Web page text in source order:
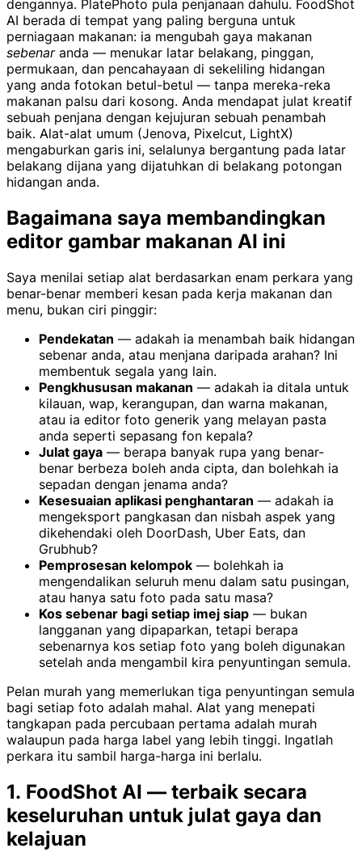
dengannya. PlatePhoto pula penjanaan dahulu. FoodShot
AI berada di tempat yang paling berguna untuk
perniagaan makanan: ia mengubah gaya makanan
sebenaranda — menukar latar belakang, pinggan,
permukaan, dan pencahayaan di sekeliling hidangan
yang anda fotokan betul-betul — tanpa mereka-reka
makanan palsu dari kosong. Anda mendapat julat kreatif
sebuah penjana dengan kejujuran sebuah penambah
baik. Alat-alat umum (Jenova, Pixelcut, LightX)
mengaburkan garis ini, selalunya bergantung pada latar
belakang dijana yang dijatuhkan di belakang potongan
hidangan anda.
Bagaimana saya membandingkan
editor gambar makanan AI ini
Saya menilai setiap alat berdasarkan enam perkara yang
benar-benar memberi kesan pada kerja makanan dan
menu, bukan ciri pinggir:
Pendekatan — adakah ia menambah baik hidangan
sebenar anda, atau menjana daripada arahan? Ini
membentuk segala yang lain.
Pengkhususan makanan — adakah ia ditala untuk
kilauan, wap, kerangupan, dan warna makanan,
atau ia editor foto generik yang melayan pasta
anda seperti sepasang fon kepala?
Julat gaya — berapa banyak rupa yang benar-
benar berbeza boleh anda cipta, dan bolehkah ia
sepadan dengan jenama anda?
Kesesuaian aplikasi penghantaran — adakah ia
mengeksport pangkasan dan nisbah aspek yang
dikehendaki oleh DoorDash, Uber Eats, dan
Grubhub?
Pemprosesan kelompok — bolehkah ia
mengendalikan seluruh menu dalam satu pusingan,
atau hanya satu foto pada satu masa?
Kos sebenar bagi setiap imej siap — bukan
langganan yang dipaparkan, tetapi berapa
sebenarnya kos setiap foto yang boleh digunakan
setelah anda mengambil kira penyuntingan semula.
Pelan murah yang memerlukan tiga penyuntingan semula
bagi setiap foto adalah mahal. Alat yang menepati
tangkapan pada percubaan pertama adalah murah
walaupun pada harga label yang lebih tinggi. Ingatlah
perkara itu sambil harga-harga ini berlalu.
1. FoodShot AI — terbaik secara
keseluruhan untuk julat gaya dan
kelajuan